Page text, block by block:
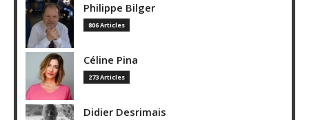
Philippe Bilger
806 Articles
Céline Pina
273 Articles
Didier Desrimais